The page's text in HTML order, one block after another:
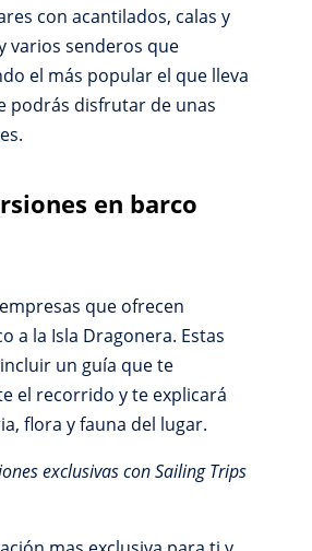
con acantilados, calas y
varios senderos que
el más popular el que lleva
podrás disfrutar de unas
en barco
que ofrecen
a la Isla Dragonera. Estas
un guía que te
el recorrido y te explicará
flora y fauna del lugar.
exclusivas con Sailing Trips